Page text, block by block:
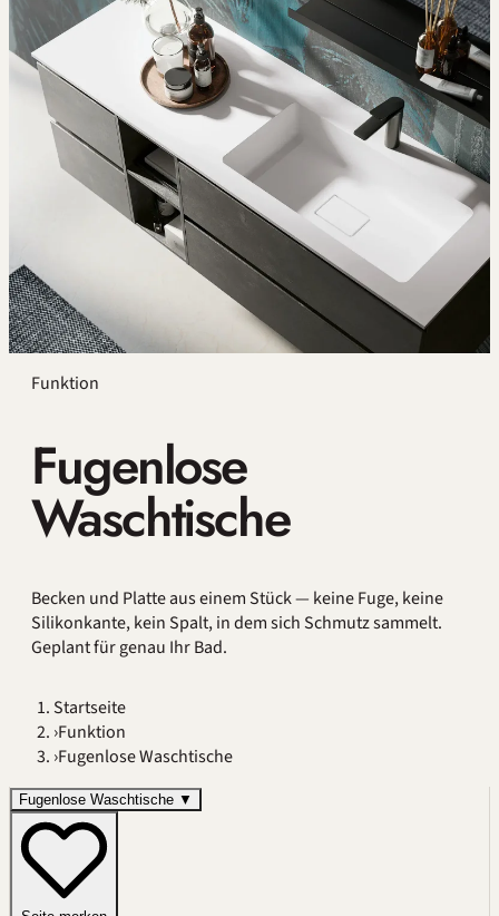
Funktion
Fugenlose
Waschtische
Becken und Platte aus einem Stück — keine Fuge, keine
Silikonkante, kein Spalt, in dem sich Schmutz sammelt.
Geplant für genau Ihr Bad.
Startseite
›Funktion
›Fugenlose Waschtische
Fugenlose Waschtische ▼